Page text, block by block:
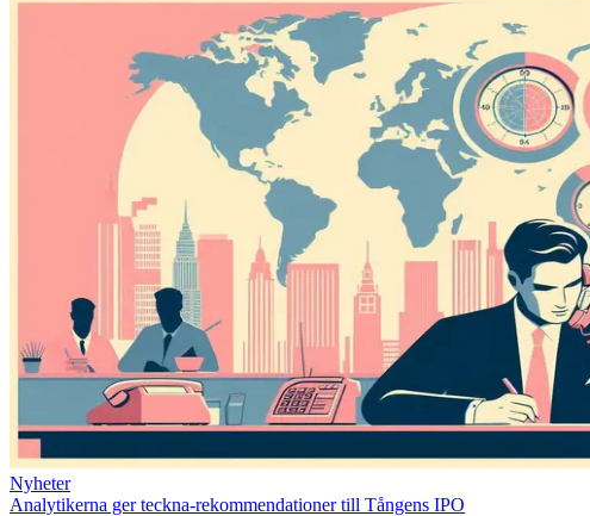
Nyheter
Analytikerna ger teckna-rekommendationer till Tångens IPO